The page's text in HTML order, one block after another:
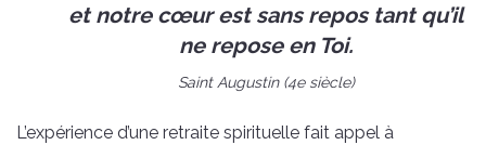
et notre cœur est sans repos tant qu’il
ne repose en Toi.
Saint Augustin (4e siècle)
L’expérience d’une retraite spirituelle fait appel à